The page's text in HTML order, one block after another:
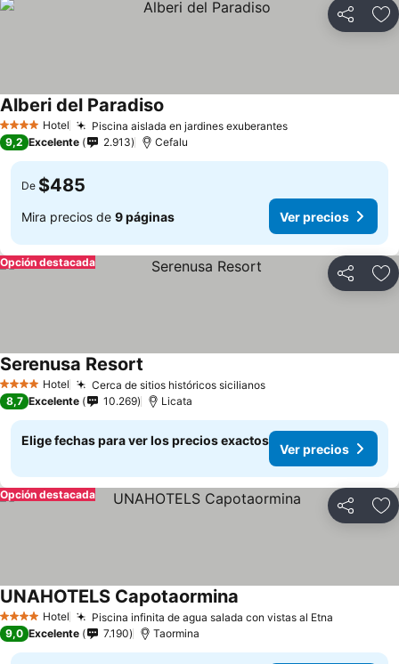
Compartir
4 EstrellasHotel Piscina aislada en jardines exuberantes
Alberi del Paradiso
9,2 Excelente 2.913 Cefalu
De $485
Mira precios de 9 páginas Ver precios
Compartir
Opción destacada
4 EstrellasHotel Cerca de sitios históricos sicilianos
Serenusa Resort
8,7 Excelente 10.269 Licata
Elige fechas para ver los precios exactos
Ver precios
Compartir
Opción destacada
4 EstrellasHotel Piscina infinita de agua salada con vistas al Etna
UNAHOTELS Capotaormina
9,0 Excelente 7.190 Taormina